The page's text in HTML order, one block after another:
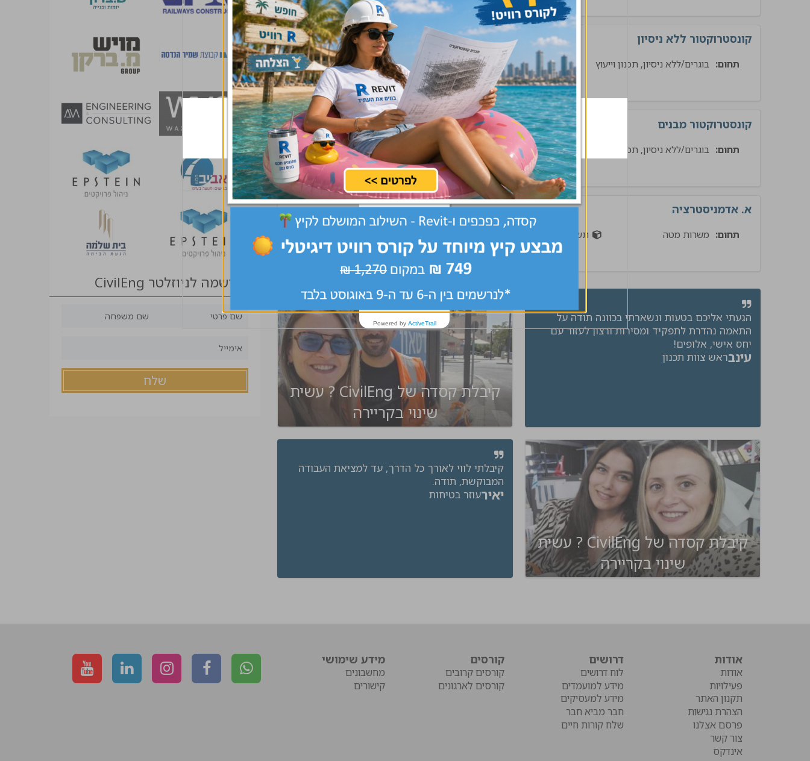
קונסטרוקטור ללא ניסיון
תחום: בוגרים/ללא ניסיון, תכנון וייעוץ תשתיות מרכז, שרון שלח קורות חיים
קונסטרוקטור מבנים
תחום: בוגרים/ללא ניסיון, תכנון וייעוץ בינוי מרכז, שרון, שפלה שלח קורות חיים
א. אדמניסטרציה
תחום: משרות מטה תשתיות
הגעתי אליכם בטעות ונשארתי בכוונה תודה על
התאמה נהדרת לתפקיד ומסירות ורצון לעזור עם
יחס אישי, אלופים!
עינבראש צוות תכנון
קיבלת קסדה של CivilEng ? עשית
שינוי בקריירה
קיבלת קסדה של CivilEng ? עשית
שינוי בקריירה
קיבלתי לווי לאורך כל הדרך, עד למציאת העבודה
המבוקשת, תודה.
יאירעוזר בטיחות
הרשמה לניוזלטר CivilEng
אודות
אודות
פעילויות
תקנון האתר
הצהרת נגישות
פרסם אצלנו
צור קשר
אינדקס
דרושים
לוח דרושים
מידע למועמדים
מידע למעסיקים
חבר מביא חבר
שלח קורות חיים
קורסים
קורסים קרובים
קורסים לארגונים
מידע שימושי
מחשבונים
קישורים
Powered by ActiveTrail